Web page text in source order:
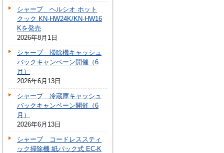
シャープ ヘルシオ ホット
クック KN-HW24K/KN-HW16
Kを発売
2026年8月1日
シャープ 掃除機キャッシュ
バックキャンペーン開催（6
月）
2026年6月13日
シャープ 冷蔵庫キャッシュ
バックキャンペーン開催（6
月）
2026年6月13日
シャープ コードレススティ
ック掃除機 紙パック式 EC-K